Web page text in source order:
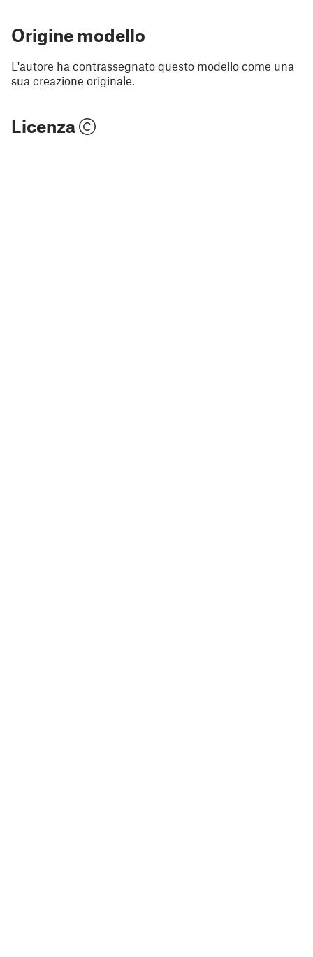
Origine modello
L'autore ha contrassegnato questo modello come una
sua creazione originale.
Licenza